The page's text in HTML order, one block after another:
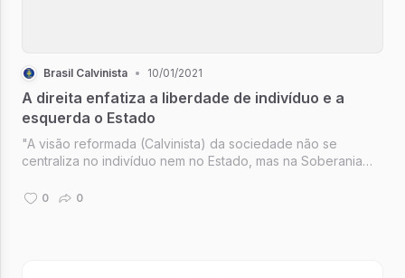
Brasil Calvinista • 10/01/2021
A direita enfatiza a liberdade de indivíduo e a
esquerda o Estado
"A visão reformada (Calvinista) da sociedade não se
centraliza no indivíduo nem no Estado, mas na Soberania
funcionam igualmente debaixo do Reinado de Deus"
0 0